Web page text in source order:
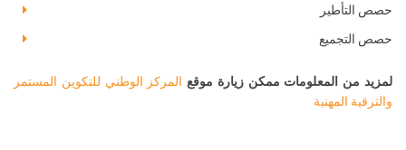
حصص التأطير
حصص التجميع
لمزيد من المعلومات ممكن زيارة موقع المركز الوطني للتكوين المستمر
والترقية المهنية